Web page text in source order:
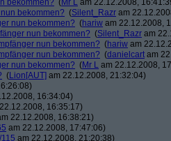
bekommen? (Mr L am 22.12.2008,
bekommen? (Silent_Razr am
nun bekommen? (hariw am 22.12.2008,
nun bekommen? (Silent_Razr am
nun bekommen? (hariw am
nun bekommen? (danielcart am
nun bekommen? (Mr L am 22.12.2008,
(Lion[AUT] am 22.12.2008, 21:32:04)
16:34:04)
16:35:17)
22.12.2008, 16:38:21)
am 22.12.2008, 17:47:06)
am 22.12.2008, 21:20:38)